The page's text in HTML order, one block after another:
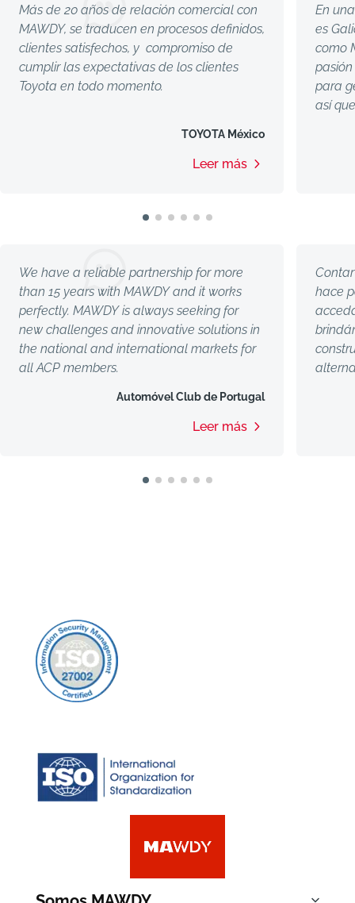
Más de 20 años de relación comercial con
MAWDY, se traducen en procesos definidos,
clientes satisfechos, y compromiso de
cumplir las expectativas de los clientes
Toyota en todo momento.
TOYOTA México
Leer más
En
es
como
para
así
We have a reliable partnership for more
than 15 years with MAWDY and it works
perfectly. MAWDY is always seeking for
new challenges and innovative solutions in
the national and international markets for
all ACP members.
Automóvel Club de Portugal
Leer más
hace